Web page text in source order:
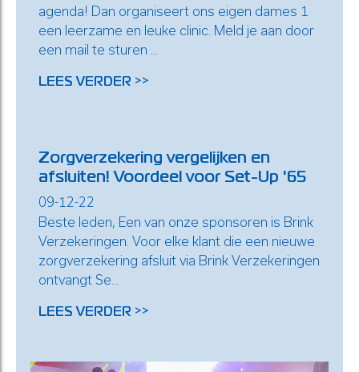
agenda! Dan organiseert ons eigen dames 1
een leerzame en leuke clinic. Meld je aan door
een mail te sturen ...
LEES VERDER >>
Zorgverzekering vergelijken en
afsluiten! Voordeel voor Set-Up '65
09-12-22
Beste leden, Een van onze sponsoren is Brink
Verzekeringen. Voor elke klant die een nieuwe
zorgverzekering afsluit via Brink Verzekeringen
ontvangt Se...
LEES VERDER >>